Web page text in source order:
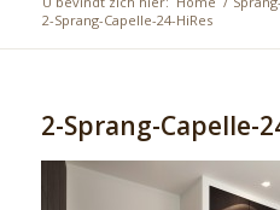
2-Sprang-Capelle-24-HiRes
2-Sprang-Capelle-